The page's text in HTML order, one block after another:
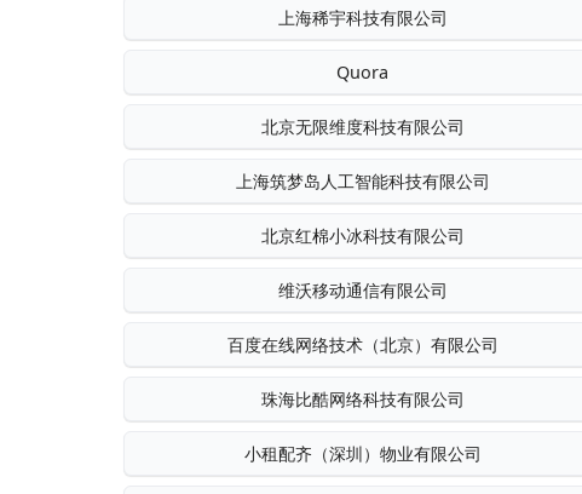
上海稀宇科技有限公司
Quora
北京无限维度科技有限公司
上海筑梦岛人工智能科技有限公司
北京红棉小冰科技有限公司
维沃移动通信有限公司
百度在线网络技术（北京）有限公司
珠海比酷网络科技有限公司
小租配齐（深圳）物业有限公司